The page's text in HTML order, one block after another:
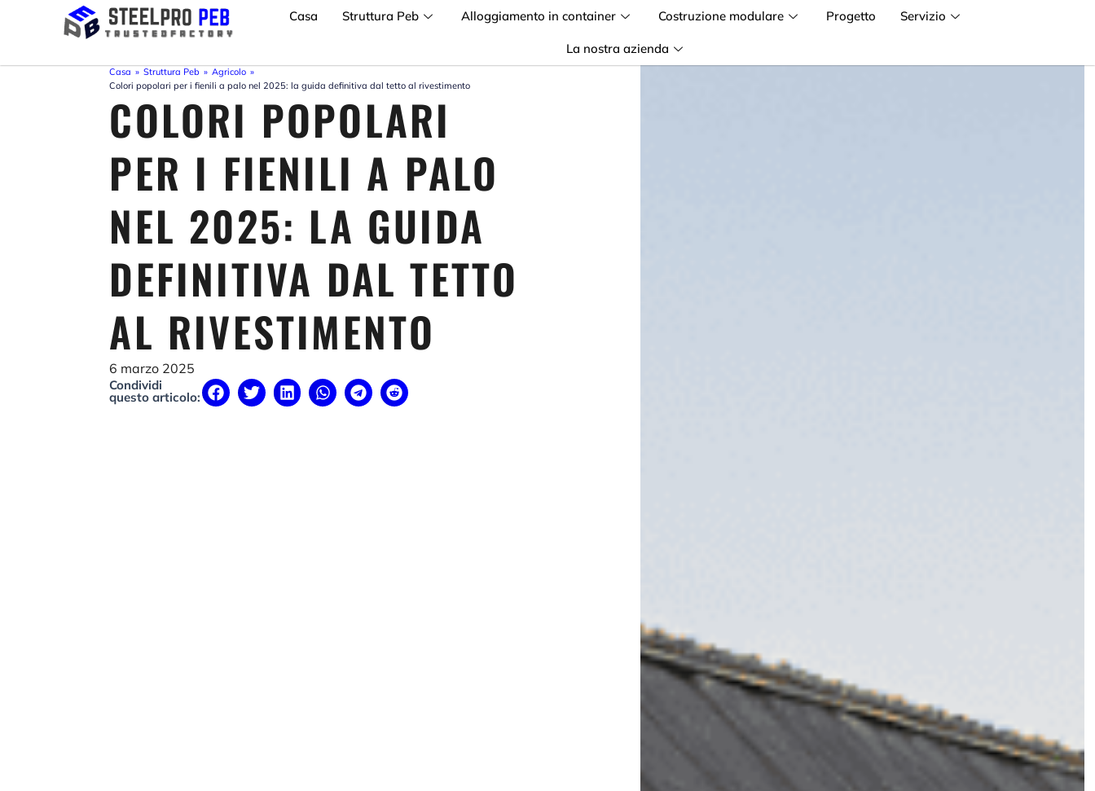
Casa Struttura Peb Alloggiamento in container Costruzione modulare Progetto Servizio
La nostra azienda
Casa » Struttura Peb » Agricolo »
Colori popolari per i fienili a palo nel 2025: la guida definitiva dal tetto al rivestimento
COLORI POPOLARI
PER I FIENILI A PALO
NEL 2025: LA GUIDA
DEFINITIVA DAL TETTO
AL RIVESTIMENTO
6 marzo 2025
Condividi
questo articolo: